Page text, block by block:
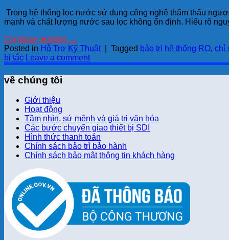
Trong hệ thống lọc nước sử dụng công nghệ thẩm thấu
mạnh và chất lượng nước sau lọc không ổn định. Hiểu rõ
Continue reading →
Posted in Hỗ Trợ Kỹ Thuật Tagged bảo trì hệ thống RO, chỉ
bị tắc Leave a comment
về chúng tôi
Giới thiệu
Hoạt động
Tầm nhìn, sứ mệnh và giá trị văn hóa
Các bước chuyển giao thiết bị SDI
Hình thức thanh toán
Chính sách bảo trì bảo hành
Chính sách bảo mật thông tin khách hàng